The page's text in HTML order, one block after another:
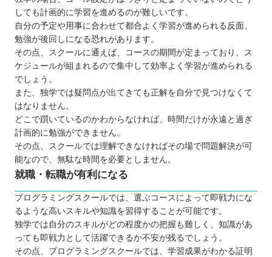
しても計画的に学習を進めるのが難しいです。
自分の予定や用事に合わせて都合よく学習が進められる反面、
勉強が後回しになる恐れがあります。
その点、スクールに通えば、コースの期間が定まっており、ス
ケジュールが組まれるので集中して効率よく学習が進められる
でしょう。
また、独学では疑問点が出てきても正解を自分で見つけなくて
はなりません。
どこで躓いているのかわからなければ、時間だけが永遠と過ぎ
計画的に勉強ができません。
その点、スクールでは理解できなければその場で問題解決が可
能なので、無駄な時間を必要としません。
就職・転職が有利になる
プログラミングスクールでは、選ぶコースによって即戦力にな
るような高いスキルや知識を習得することが可能です。
独学では自分のスキルがどの程度かの把握も難しく、知識があ
っても即戦力として活躍できるか不安が残るでしょう。
その点、プログラミングスクールでは、学習成果がわかる証明